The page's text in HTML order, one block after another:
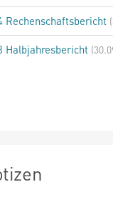
Rechenschaftsbericht
Halbjahresbericht